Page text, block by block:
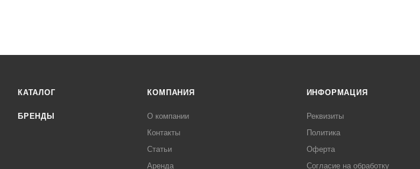
КАТАЛОГ
БРЕНДЫ
КОМПАНИЯ
О компании
Контакты
Статьи
Аренда
ИНФОРМАЦИЯ
Реквизиты
Политика
Оферта
Согласие на обработку